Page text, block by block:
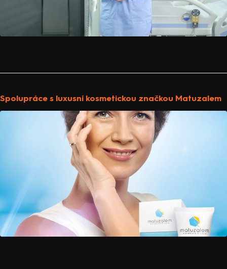
Spolupráce s luxusní kosmetickou značkou Matuzalem